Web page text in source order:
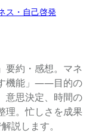
ス・自己啓発
要約・感想。マネ
機能」――目的の
意思決定、時間の
理。忙しさを成果
説します。